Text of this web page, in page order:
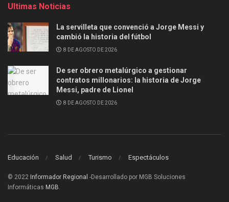
Ultimas Noticias
La servilleta que convenció a Jorge Messi y
cambió la historia del fútbol
8 DE AGOSTO DE 2026
De ser obrero metalúrgico a gestionar
contratos millonarios: la historia de Jorge
Messi, padre de Lionel
8 DE AGOSTO DE 2026
Educación Salud Turismo Espectáculos
© 2022 Informador Regional -Desarrollado por MGB Soluciones
Informáticas MGB.